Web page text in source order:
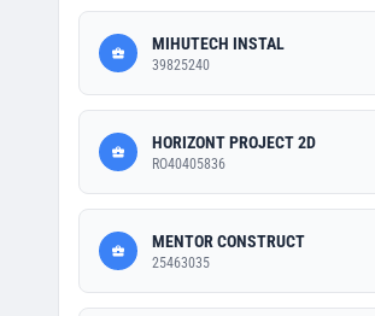
MIHUTECH INSTAL
39825240
HORIZONT PROJECT 2D
RO40405836
MENTOR CONSTRUCT
25463035